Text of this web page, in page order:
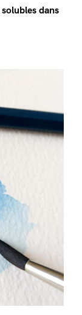
solubles dans